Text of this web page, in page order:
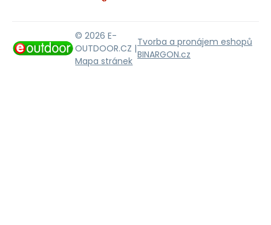
© 2026 E-
OUTDOOR.CZ |
Mapa stránek
Tvorba a pronájem eshopů
BINARGON.cz